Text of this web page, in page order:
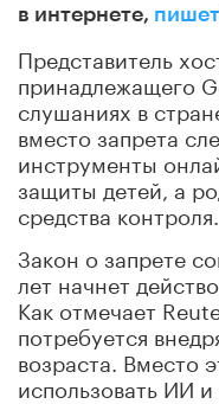
в интернете, пишет
Представитель
принадлежащего
слушаниях в
вместо запрета
инструменты
защиты детей, а
средства контроля.
Закон о запрете
лет начнет
Как отмечает
потребуется
возраста. Вместо
использовать ИИ